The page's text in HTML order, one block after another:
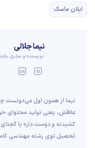
ایلان ماسک
نیما جلالی
نویسنده و مجری
نیما از همون اول می‌دونست
علاقش، یعنی تولید محتوای
کشیدنه و دوست داره با
تحصیل توی رشته مهندسی